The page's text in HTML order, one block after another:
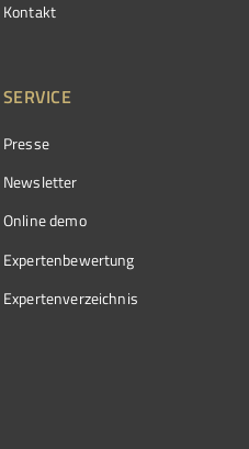
Kontakt
SERVICE
Presse
Newsletter
Online demo
Expertenbewertung
Expertenverzeichnis